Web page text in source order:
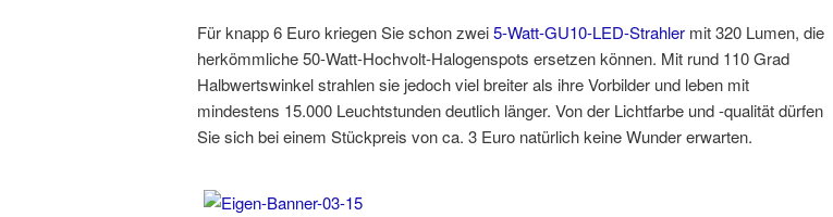
Für knapp 6 Euro kriegen Sie schon zwei5-Watt-GU10-LED-Strahler mit 320 Lumen, die
herkömmliche 50-Watt-Hochvolt-Halogenspots ersetzen können. Mit rund 110 Grad
Halbwertswinkel strahlen sie jedoch viel breiter als ihre Vorbilder und leben mit
mindestens 15.000 Leuchtstunden deutlich länger. Von der Lichtfarbe und -qualität dürfen
Sie sich bei einem Stückpreis von ca. 3 Euro natürlich keine Wunder erwarten.